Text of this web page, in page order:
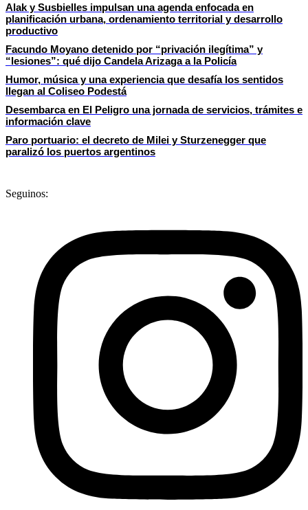
Alak y Susbielles impulsan una agenda enfocada en
planificación urbana, ordenamiento territorial y desarrollo
productivo
Facundo Moyano detenido por “privación ilegítima” y
“lesiones”: qué dijo Candela Arizaga a la Policía
Humor, música y una experiencia que desafía los sentidos
llegan al Coliseo Podestá
Desembarca en El Peligro una jornada de servicios, trámites e
información clave
Paro portuario: el decreto de Milei y Sturzenegger que
paralizó los puertos argentinos
Seguinos: